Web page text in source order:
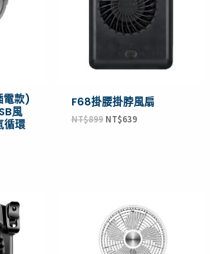
電款)
風
循環
F68掛腰掛脖風扇
NT$899 NT$639
。
始
價
格：
NT$1,644。
前
價
格：
NT$1,580。